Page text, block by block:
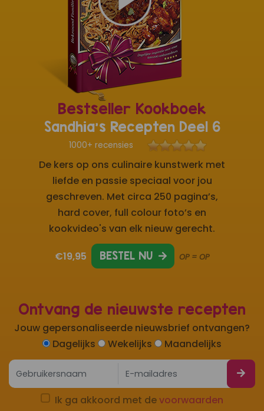
Ontvang de nieuwste recepten
Jouw gepersonaliseerde nieuwsbrief ontvangen?
Dagelijks
Wekelijks Maandelijks
Ik ga akkoord met devoorwaarden
Bestseller Kookboek
Sandhia's Recepten Deel 6
1000+ recensies
De kers op ons culinaire kunstwerk met
liefde en passie speciaal voor jou
geschreven. Met circa 250 pagina’s,
hard cover, full colour foto’s en
kookvideo's van elk nieuw gerecht.
€19,95 BESTEL NU OP = OP